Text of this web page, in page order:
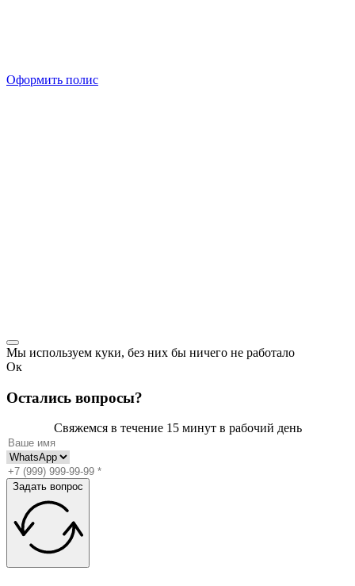
Оформить полис
Мы используем куки, без них бы ничего не работало
Ок
Остались вопросы?
Свяжемся в течение 15 минут в рабочий день
Задать вопрос